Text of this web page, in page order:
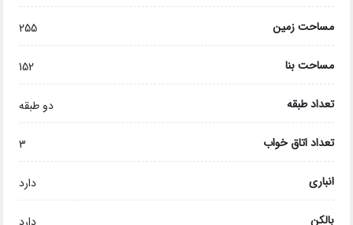
مساحت زمین 255
مساحت بنا 152
تعداد طبقه دو طبقه
تعداد اتاق خواب 3
انباری دارد
بالکن